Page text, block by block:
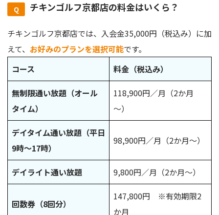
チキンゴルフ京都店の料金はいくら？
チキンゴルフ京都店では、入会金35,000円（税込み）に加
えて、 お好みのプランを選択可能です。
コース
料金（税込み）
無制限通い放題（オール
タイム）
118,900円／月（2か月
～）
デイタイム通い放題（平日
9時～17時）
98,900円／月（2か月～）
デイライト通い放題 9,800円／月（2か月～）
回数券（8回分）
147,800円 ※有効期限2
か月